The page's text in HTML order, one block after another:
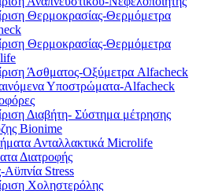
Θερμοκρασίας-Θερμόμετρα
Θερμοκρασίας-Θερμόμετρα
Άσθματος-Οξύμετρα Alfacheck
Υποστρώματα-Alfacheck
Διαβήτη- Σύστημα μέτρησης
Bionime
Ανταλλακτικά Microlife
Διατροφής
Αϋπνία Stress
Χοληστερόλης